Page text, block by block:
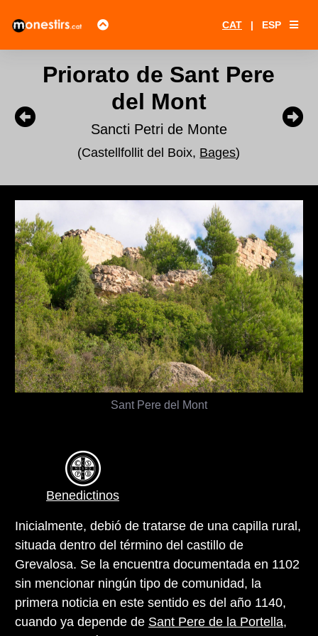
CAT | ESP
Priorato de Sant Pere
del Mont
Sancti Petri de Monte
(Castellfollit del Boix, Bages)
Sant Pere del Mont
Benedictinos
Inicialmente, debió de tratarse de una capilla rural,
situada dentro del término del castillo de
Grevalosa. Se la encuentra documentada en 1102
sin mencionar ningún tipo de comunidad, la
primera noticia en este sentido es del año 1140,
cuando ya depende de Sant Pere de la Portella,